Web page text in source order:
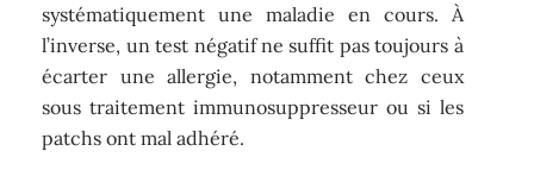
systématiquement une maladie en cours. À
l’inverse, un test négatif ne suffit pas toujours à
écarter une allergie, notamment chez ceux
sous traitement immunosuppresseur ou si les
patchs ont mal adhéré.